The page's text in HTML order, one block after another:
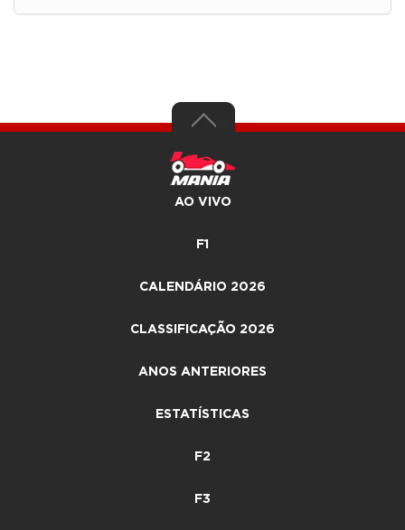
AO VIVO
F1
CALENDÁRIO 2026
CLASSIFICAÇÃO 2026
ANOS ANTERIORES
ESTATÍSTICAS
F2
F3